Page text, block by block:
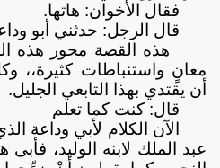
فقال الأَخوان: هاتها.
قال الرجل: حدثني أبو
هذه القصة محور هذه
معانٍ واستنباطات كثيرة،،
أن يقتدي بهذا التابعي الجليل.
قال: كنت كما تعلم
الآن الكلام لأبي وداعة
عبد الملك لابنه الوليد، فأبى